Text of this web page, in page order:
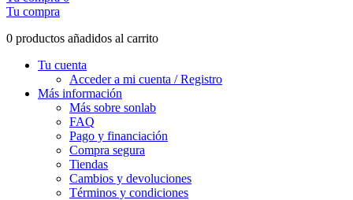
Tu compra
0 productos añadidos al carrito
Tu cuenta
Acceder a mi cuenta / Registro
Más información
Más sobre sonlab
FAQ
Pago y financiación
Compra segura
Tiendas
Cambios y devoluciones
Términos y condiciones